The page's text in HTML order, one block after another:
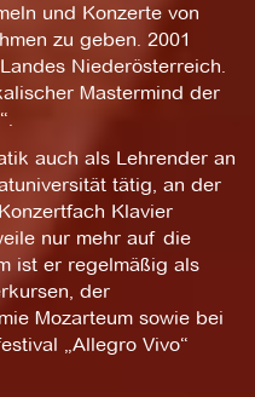
und Konzerte von
zu geben. 2001
Niederösterreich.
Mastermind der
auch als Lehrender an
tätig, an der
Klavier
nur mehr auf die
ist er regelmäßig als
der
Mozarteum sowie bei
„Allegro Vivo“